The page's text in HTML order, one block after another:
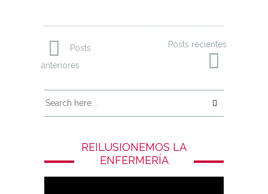
Posts
anteriores
Posts recientes
REILUSIONEMOS LA
ENFERMERÍA